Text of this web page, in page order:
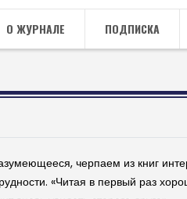
О ЖУРНАЛЕ ПОДПИСКА
черпаем из книг
«Читая в первый раз